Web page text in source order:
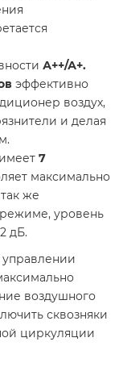
А++/А+.
эффективно
воздух,
и делая
7
максимально
же
режиме, уровень
дБ.
управлении
воздушного
сквозняки
циркуляции